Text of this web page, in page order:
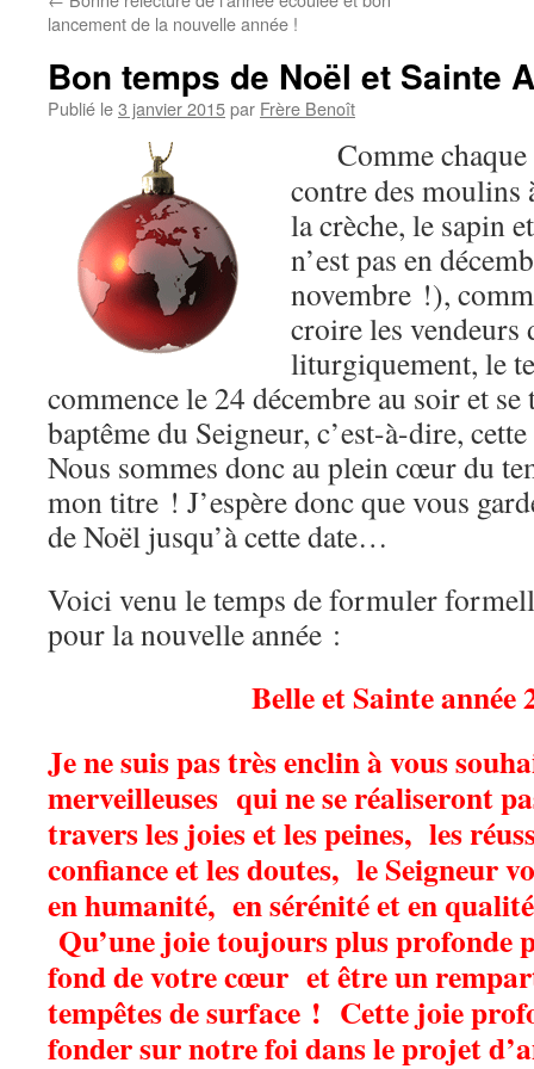
lancement de la nouvelle année !
Bon temps de Noël et Sainte
Publié le3 janvier 2015par Frère Benoît
Comme chaque
contre des moulins
la crèche, le sapin
n’est pas en
novembre !),
croire les
liturgiquement, le
commence le 24 décembre au soir et
baptême du Seigneur, c’est-à-dire,
Nous sommes donc au plein cœur du
mon titre ! J’espère donc que vous
de Noël jusqu’à cette date…
Voici venu le temps de formuler
pour la nouvelle année :
Belle et Sainte année
Je ne suis pas très enclin à vous
merveilleuses qui ne se réaliseront
travers les joies et les peines, les
confiance et les doutes, le Seigneur
en humanité, en sérénité et en
Qu’une joie toujours plus profonde
fond de votre cœur et être un
tempêtes de surface ! Cette joie
fonder sur notre foi dans le projet